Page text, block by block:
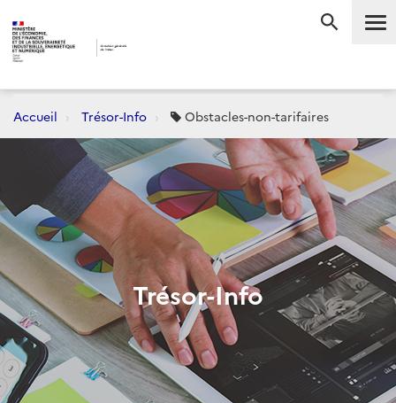
Accueil Trésor-Info Obstacles-non-tarifaires
Trésor-Info